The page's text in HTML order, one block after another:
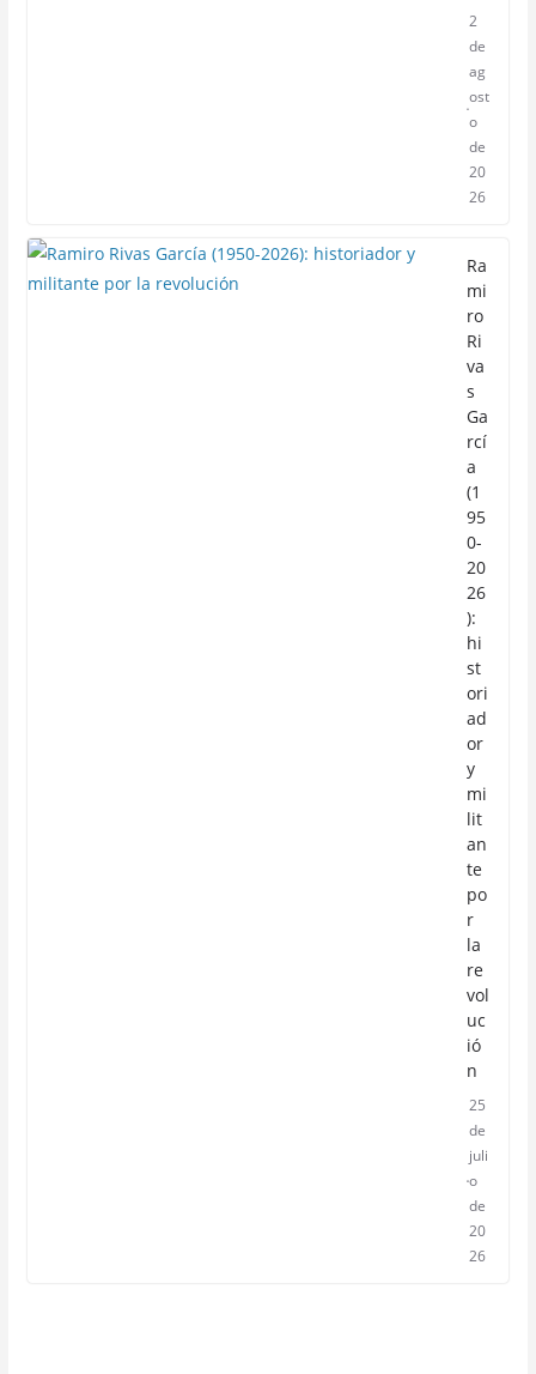
2
de
ag
ost
o
de
20
26
Ra
mi
ro
Ri
va
s
Ga
rcí
a
(1
95
0-
20
26
):
hi
st
ori
ad
or
y
mi
lit
an
te
po
r
la
re
vol
uc
ió
n
25
de
juli
o
de
20
26